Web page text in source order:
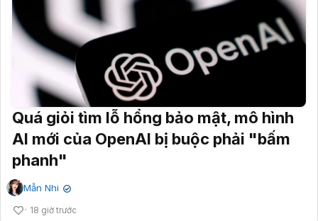
Quá giỏi tìm lỗ hổng bảo mật, mô hình
AI mới của OpenAI bị buộc phải "bấm
phanh"
Mẫn Nhi ✔
18 giờ trước